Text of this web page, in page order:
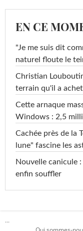
EN CE
"Je me suis dit
naturel floute le
Christian
terrain qu'il a
Cette arnaque
Windows : 2,5
Cachée près de la
lune" fascine les
Nouvelle canicule
enfin souffler
...